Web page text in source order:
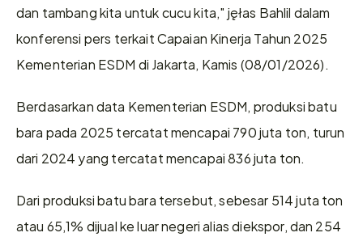
dan tambang kita untuk cucu kita," jęłas Bahlil dalam
konferensi pers terkait Capaian Kinerja Tahun 2025
Kementerian ESDM di Jakarta, Kamis (08/01/2026).
Berdasarkan data Kementerian ESDM, produksi batu
bara pada 2025 tercatat mencapai 790 juta ton, turun
dari 2024 yang tercatat mencapai 836 juta ton.
Dari produksi batu bara tersebut, sebesar 514 juta ton
atau 65,1% dijual ke luar negeri alias diekspor, dan 254